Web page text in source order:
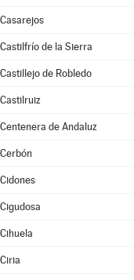
Casarejos
Castilfrío de la Sierra
Castillejo de Robledo
Castilruiz
Centenera de Andaluz
Cerbón
Cidones
Cigudosa
Cihuela
Ciria